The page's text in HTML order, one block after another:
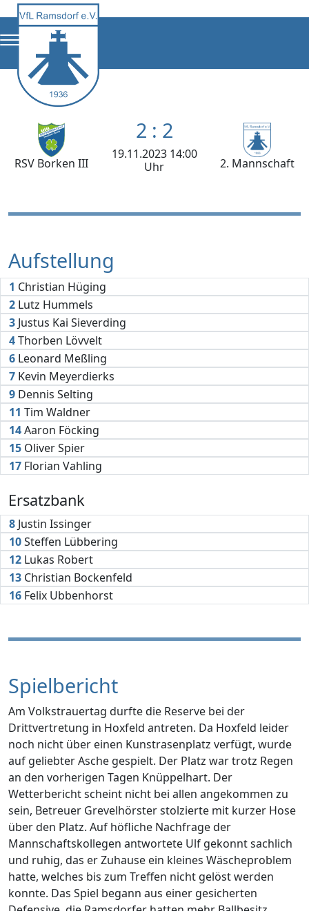
RSV Borken III
2 : 2
19.11.2023 14:00
Uhr
2. Mannschaft
Aufstellung
1 Christian Hüging
2 Lutz Hummels
3 Justus Kai Sieverding
4Thorben Lövvelt
6 Leonard Meßling
7 Kevin Meyerdierks
9 Dennis Selting
11 Tim Waldner
14Aaron Föcking
15 Oliver Spier
17 Florian Vahling
Ersatzbank
8 Justin Issinger
10Steffen Lübbering
12 Lukas Robert
13 Christian Bockenfeld
16 Felix Ubbenhorst
Spielbericht
Am Volkstrauertag durfte die Reserve bei der
Drittvertretung in Hoxfeld antreten. Da Hoxfeld leider
noch nicht über einen Kunstrasenplatz verfügt, wurde
auf geliebter Asche gespielt. Der Platz war trotz Regen
an den vorherigen Tagen Knüppelhart. Der
Wetterbericht scheint nicht bei allen angekommen zu
sein, Betreuer Grevelhörster stolzierte mit kurzer Hose
über den Platz. Auf höfliche Nachfrage der
Mannschaftskollegen antwortete Ulf gekonnt sachlich
und ruhig, das er Zuhause ein kleines Wäscheproblem
hatte, welches bis zum Treffen nicht gelöst werden
konnte. Das Spiel begann aus einer gesicherten